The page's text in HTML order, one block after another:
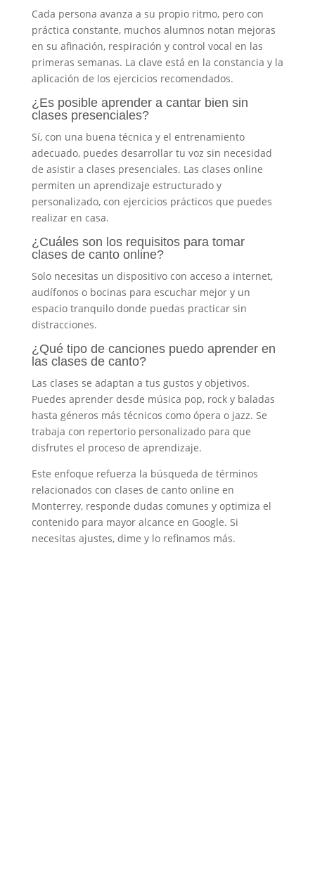
Cada persona avanza a su propio ritmo, pero con
práctica constante, muchos alumnos notan mejoras
en su afinación, respiración y control vocal en las
primeras semanas. La clave está en la constancia y la
aplicación de los ejercicios recomendados.
¿Es posible aprender a cantar bien sin
clases presenciales?
Sí, con una buena técnica y el entrenamiento
adecuado, puedes desarrollar tu voz sin necesidad
de asistir a clases presenciales. Las clases online
permiten un aprendizaje estructurado y
personalizado, con ejercicios prácticos que puedes
realizar en casa.
¿Cuáles son los requisitos para tomar
clases de canto online?
Solo necesitas un dispositivo con acceso a internet,
audífonos o bocinas para escuchar mejor y un
espacio tranquilo donde puedas practicar sin
distracciones.
¿Qué tipo de canciones puedo aprender en
las clases de canto?
Las clases se adaptan a tus gustos y objetivos.
Puedes aprender desde música pop, rock y baladas
hasta géneros más técnicos como ópera o jazz. Se
trabaja con repertorio personalizado para que
disfrutes el proceso de aprendizaje.
Este enfoque refuerza la búsqueda de términos
relacionados con clases de canto online en
Monterrey, responde dudas comunes y optimiza el
contenido para mayor alcance en Google. Si
necesitas ajustes, dime y lo refinamos más.